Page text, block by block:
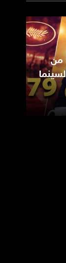
كان السينمائي 79: من